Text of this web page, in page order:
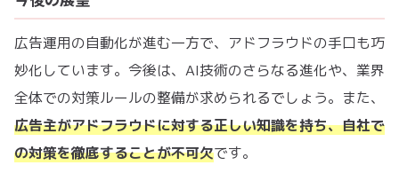
広告運用の自動化が進む一方で、アドフラウドの手口も巧
妙化しています。今後は、AI技術のさらなる進化や、業界
全体での対策ルールの整備が求められるでしょう。また、
広告主がアドフラウドに対する正しい知識を持ち、自社で
の対策を徹底することが不可欠です。